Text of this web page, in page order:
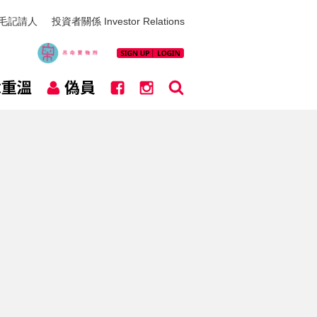
記請人 投資者關係 Investor Relations